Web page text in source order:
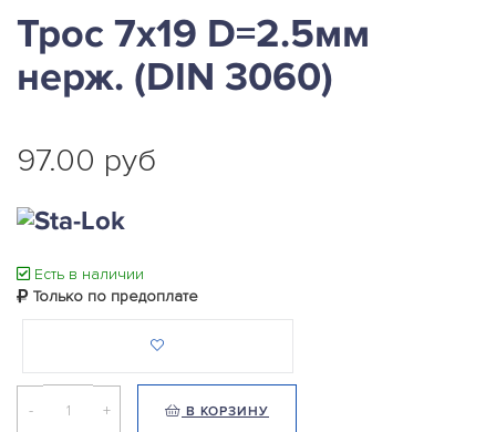
Трос 7х19 D=2.5мм
нерж. (DIN 3060)
97.00 руб
Есть в наличии
Только по предоплате
- + В КОРЗИНУ